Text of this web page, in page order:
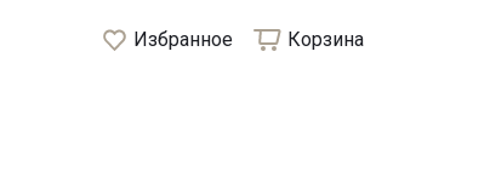
Избранное Корзина